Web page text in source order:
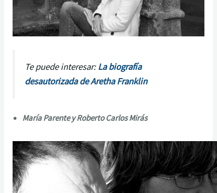
Te puede interesar:La biografía
desautorizada de Aretha Franklin
María Parente y Roberto Carlos Mirás